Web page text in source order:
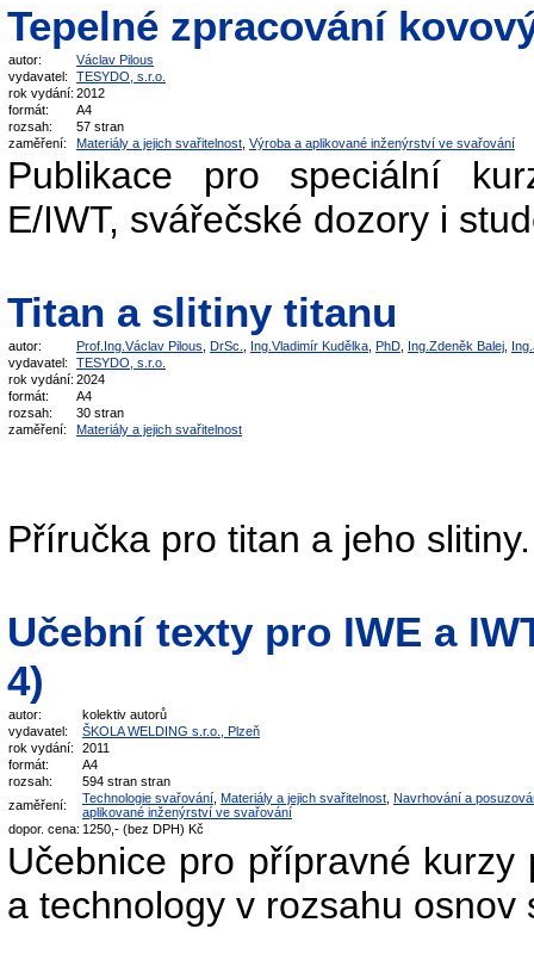
Tepelné zpracování
autor:
Václav Pilous
vydavatel:
TESYDO, s.r.o.
rok vydání: 2012
formát:
A4
rozsah:
57 stran
zaměření:
Materiály a jejich svařitelnost Výroba a aplikované inženýrství ve svařování
Publikace pro speciální
E/IWT, svářečské dozory i
Titan a slitiny titanu
autor: Prof.Ing.Václav Pilous DrSc. Ing.Vladimír Kudělka PhD Ing.Zdeněk Balej
vydavatel:
TESYDO, s.r.o.
rok vydání: 2024
formát:
A4
rozsah:
30 stran
zaměření:
Materiály a jejich svařitelnost
Příručka pro titan a jeho slitiny.
Učební texty pro IWE a
4)
autor:
kolektiv autorů
vydavatel:
ŠKOLA WELDING s.r.o., Plzeň
rok vydání:
2011
formát:
A4
rozsah:
594 stran stran
zaměření:
Technologie svařování Materiály a jejich svařitelnost Navrhování a
aplikované inženýrství ve svařování
dopor. cena: 1250,- (bez DPH) Kč
Učebnice pro přípravné
a technology v rozsahu osnov